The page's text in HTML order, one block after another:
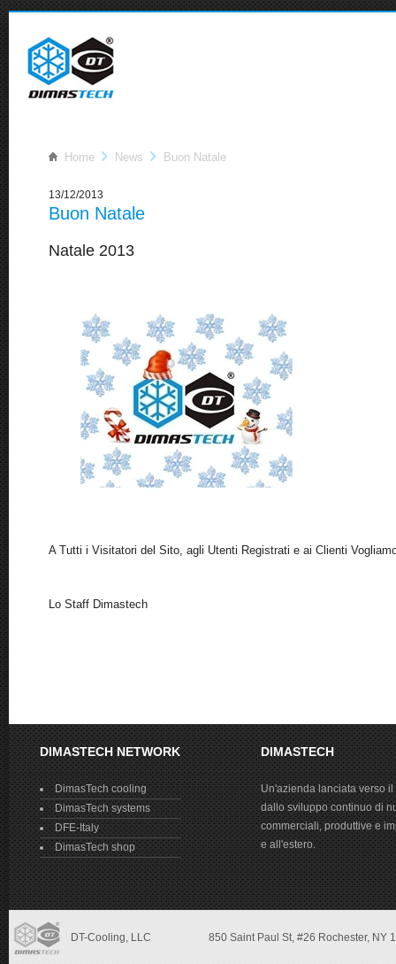
Home News Buon Natale
13/12/2013
Buon Natale
Natale 2013
A Tutti i Visitatori del Sito, agli Utenti Registrati e ai Clienti
Lo Staff Dimastech
DIMASTECH NETWORK
DimasTech cooling
DimasTech systems
DFE-Italy
DimasTech shop
DIMASTECH
Un'azienda lanciata verso
dallo sviluppo continuo di
commerciali, produttive e
e all'estero.
DT-Cooling, LLC 850 Saint Paul St, #26 Rochester, NY